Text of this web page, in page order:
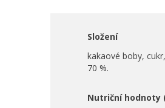
Složení
kakaové boby,
70 %.
Nutriční hodnoty